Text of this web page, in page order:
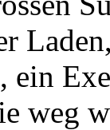
weg